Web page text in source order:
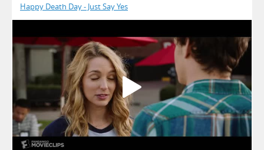
Happy Death Day - Just Say Yes